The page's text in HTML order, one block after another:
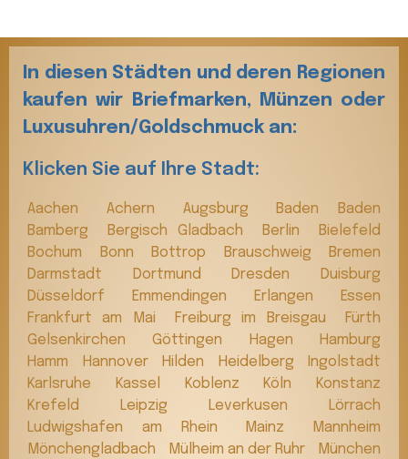
commons.wikimedia.org/ Lörrach, Burghof/Taxiarchos228
In diesen Städten und deren Regionen
kaufen wir Briefmarken, Münzen oder
Luxusuhren/Goldschmuck an:
Klicken Sie auf Ihre Stadt:
Aachen Achern Augsburg
Baden Baden
Bamberg
Bergisch Gladbach Berlin
Bielefeld
Bochum
Bonn Bottrop Brauschweig
Bremen
Darmstadt
Dortmund Dresden
Duisburg
Düsseldorf
Emmendingen Erlangen
Essen
Frankfurt am Mai
Freiburg im Breisgau
Fürth
Gelsenkirchen
Göttingen Hagen
Hamburg
Hamm
Hannover Hilden Heidelberg
Ingolstadt
Karlsruhe
Kassel Koblenz Köln
Konstanz
Krefeld
Leipzig Leverkusen
Lörrach
Ludwigshafen am Rhein
Mainz
Mannheim
Mönchengladbach
Mülheim an der Ruhr
München